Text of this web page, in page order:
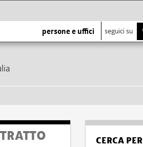
persone e uffici seguici su
CERCA PER